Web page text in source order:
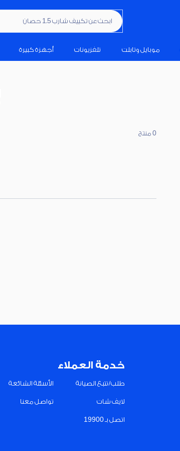
ابحث عن تكييف شارب 1.5 حصان
موبايل وتابلت تلفزيونات أجهزة كبيرة
0 منتج
خدمة العملاء
طلب/تتبع الصيانة الأسئلة الشائعة
لايف شات تواصل معنا
اتصل بـ 19900